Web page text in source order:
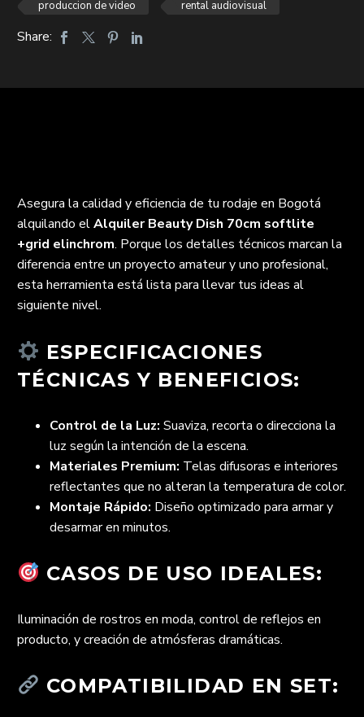
produccion de video
rental audiovisual
Share:
Asegura la calidad y eficiencia de tu rodaje en Bogotá
alquilando elAlquiler Beauty Dish 70cm softlite
+grid elinchrom. Porque los detalles técnicos marcan la
diferencia entre un proyecto amateur y uno profesional,
esta herramienta está lista para llevar tus ideas al
siguiente nivel.
ESPECIFICACIONES
TÉCNICAS Y BENEFICIOS:
Control de la Luz: Suaviza, recorta o direcciona la
luz según la intención de la escena.
Materiales Premium: Telas difusoras e interiores
reflectantes que no alteran la temperatura de color.
Montaje Rápido: Diseño optimizado para armar y
desarmar en minutos.
CASOS DE USO IDEALES:
Iluminación de rostros en moda, control de reflejos en
producto, y creación de atmósferas dramáticas.
COMPATIBILIDAD EN SET: